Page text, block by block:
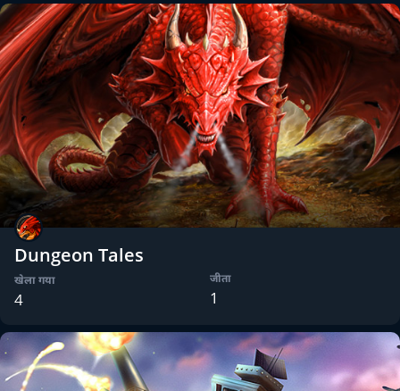
Dungeon Tales
खेला गया
4
जीता
1